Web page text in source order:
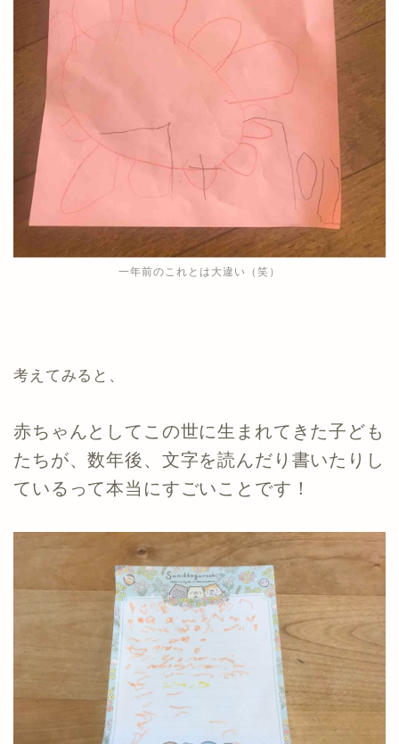
一年前のこれとは大違い（笑）
考えてみると、
赤ちゃんとしてこの世に生まれてきた子ども
たちが、数年後、文字を読んだり書いたりし
ているって本当にすごいことです！